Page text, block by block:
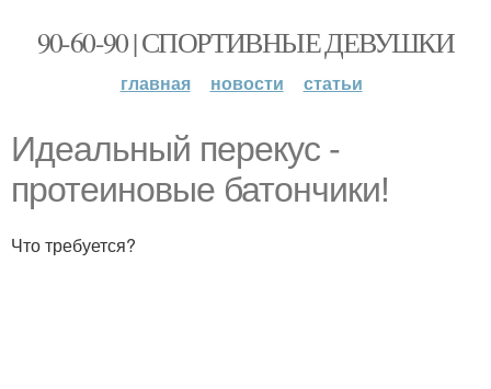
90-60-90 | СПОРТИВНЫЕ ДЕВУШКИ
главная новости статьи
Идеальный перекус -
протеиновые батончики!
Что требуется?